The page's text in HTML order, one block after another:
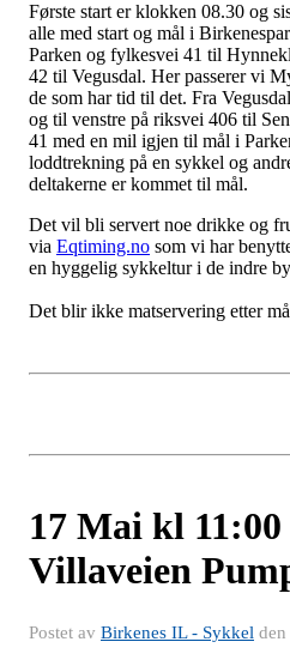
Første start er klokken 08.30 og
alle med start og mål i
Parken og fylkesvei 41 til
42 til Vegusdal. Her passerer vi
de som har tid til det. Fra
og til venstre på riksvei 406 til
41 med en mil igjen til mål i
loddtrekning på en sykkel og
deltakerne er kommet til mål.
Det vil bli servert noe drikke og
via Eqtiming.no som vi har
en hyggelig sykkeltur i de indre
Det blir ikke matservering etter
17 Mai kl
Villaveien
Postet av Birkenes IL - Sykkel den